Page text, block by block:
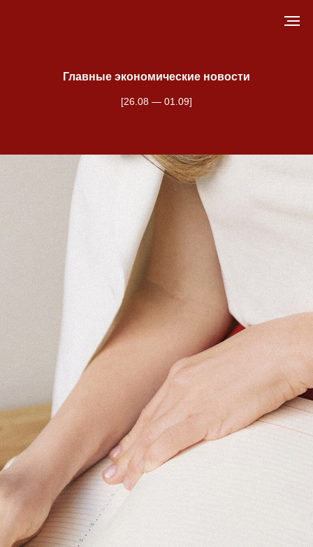
Главные экономические новости
[26.08 — 01.09]